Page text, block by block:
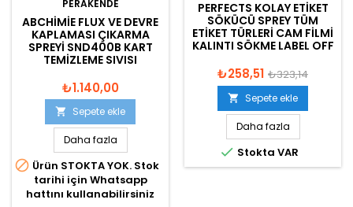
PERAKENDE
ABCHIMIE FLUX VE DEVRE
KAPLAMASI ÇIKARMA
SPREYI SND400B KART
TEMIZLEME SIVISI
₺1.140,00
 Sepete ekle
Daha fazla
 Ürün STOKTA YOK. Stok
tarihi için Whatsapp
hattını kullanabilirsiniz
PERFECTS KOLAY ETIKET
SÖKÜCÜ SPREY TÜM
ETIKET TÜRLERI CAM FILMI
KALINTI SÖKME LABEL OFF
₺258,51 ₺323,14
 Sepete ekle
Daha fazla
 Stokta VAR